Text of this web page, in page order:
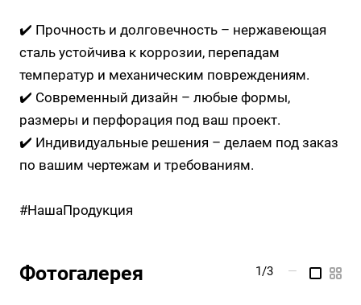
✔️ Прочность и долговечность – нержавеющая
сталь устойчива к коррозии, перепадам
температур и механическим повреждениям.
✔️ Современный дизайн – любые формы,
размеры и перфорация под ваш проект.
✔️ Индивидуальные решения – делаем под заказ
по вашим чертежам и требованиям.
#НашаПродукция
Фотогалерея 1/3 —